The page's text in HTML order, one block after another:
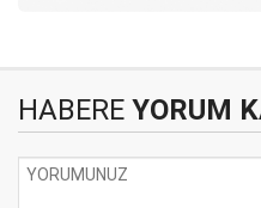
HABERE YORUM